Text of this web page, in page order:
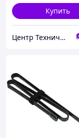
Купить
Центр Технической Безопасности